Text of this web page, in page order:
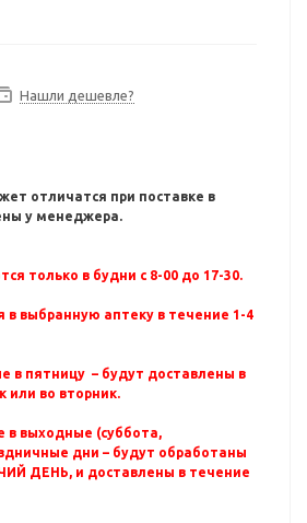
Нашли дешевле?
отличатся при поставке в
у менеджера.
только в будни с 8-00 до 17-30.
в выбранную аптеку в течение 1-4
в пятницу – будут доставлены в
или во вторник.
в выходные (суббота,
дни – будут обработаны
ДЕНЬ, и доставлены в течение